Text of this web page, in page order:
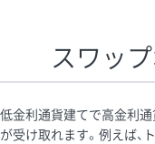
スワッ
低金利通貨建てで高金利通
が受け取れます。例えば、